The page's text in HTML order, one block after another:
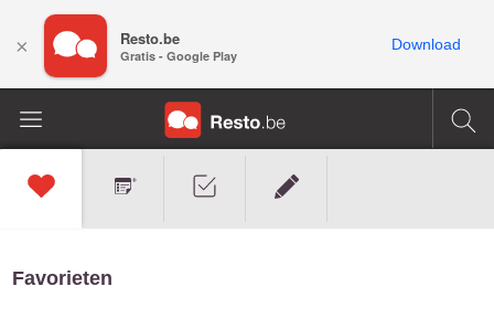
Favorieten
× Resto.be
Gratis - Google Play
Download